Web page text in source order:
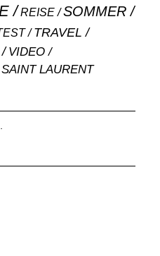
REISE SOMMER
TRAVEL
VIDEO
LAURENT